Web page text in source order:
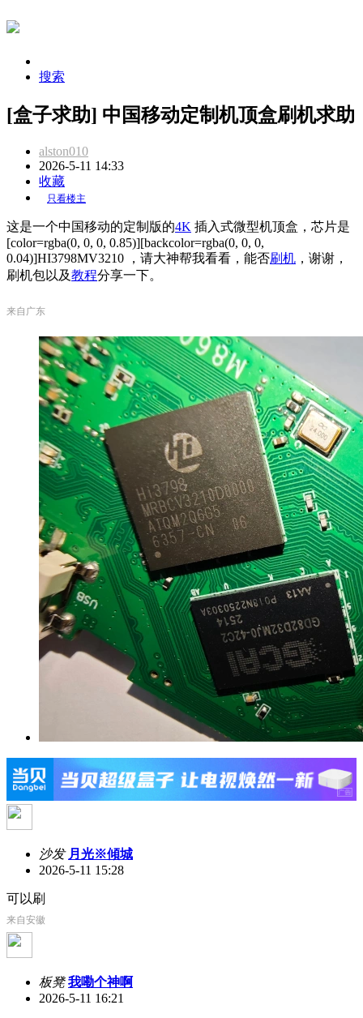
搜索
[盒子求助] 中国移动定制机顶盒刷机求助
alston010
2026-5-11 14:33
收藏
只看楼主
这是一个中国移动的定制版的4K 插入式微型机顶盒，芯片是
[color=rgba(0, 0, 0, 0.85)][backcolor=rgba(0, 0, 0,
0.04)]HI3798MV3210 ，请大神帮我看看，能否刷机 ，谢谢，
刷机包以及教程分享一下。
来自广东
沙发 月光※傾城
2026-5-11 15:28
可以刷
来自安徽
板凳 我嘞个神啊
2026-5-11 16:21